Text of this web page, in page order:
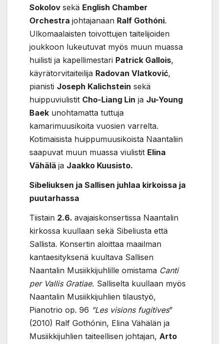
Sokolov sekä English Chamber
Orchestra johtajanaan Ralf Gothóni.
Ulkomaalaisten toivottujen taitelijoiden
joukkoon lukeutuvat myös muun muassa
huilisti ja kapellimestari Patrick Gallois,
käyrätorvitaiteilija Radovan Vlatković,
pianisti Joseph Kalichstein sekä
huippuviulistit Cho-Liang Lin ja Ju-Young
Baek unohtamatta tuttuja
kamarimuusikoita vuosien varrelta.
Kotimaisista huippumuusikoista Naantaliin
saapuvat muun muassa viulistit Elina
Vähälä ja Jaakko Kuusisto.
Sibeliuksen ja Sallisen juhlaa kirkoissa ja
puutarhassa
Tiistain 2.6. avajaiskonsertissa Naantalin
kirkossa kuullaan sekä Sibeliusta että
Sallista. Konsertin aloittaa maailman
kantaesityksenä kuultava Sallisen
Naantalin Musiikkijuhlille omistama Canti
per Vallis Gratiae. Salliselta kuullaan myös
Naantalin Musiikkijuhlien tilaustyö,
Pianotrio op. 96 ”Les visions fugitives”
(2010) Ralf Gothónin, Elina Vähälän ja
Musiikkijuhlien taiteellisen johtajan, Arto